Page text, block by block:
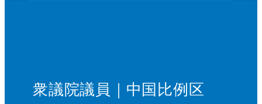
衆議院議員｜中国比例区